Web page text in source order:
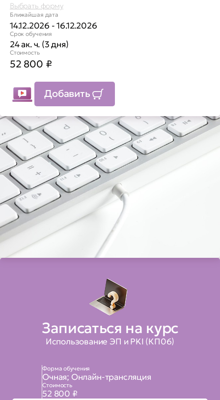
Выбрать форму
Ближайшая дата
14.12.2026 - 16.12.2026
Срок обучения
24 ак. ч. (3 дня)
Стоимость
52 800 ₽
Добавить
Записаться на курс
Использование ЭП и PKI (КП06)
Форма обучения
Очная; Онлайн-трансляция
Стоимость
52 800 ₽